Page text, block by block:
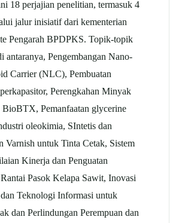
18 perjajian penelitian, termasuk 4
jalur inisiatif dari kementerian
Pengarah BPDPKS. Topik-topik
antaranya, Pengembangan Nano-
Carrier (NLC), Pembuatan
Perengkahan Minyak
BioBTX, Pemanfaatan glycerine
oleokimia, SIntetis dan
Varnish untuk Tinta Cetak, Sistem
Kinerja dan Penguatan
Pasok Kelapa Sawit, Inovasi
Teknologi Informasi untuk
dan Perlindungan Perempuan dan